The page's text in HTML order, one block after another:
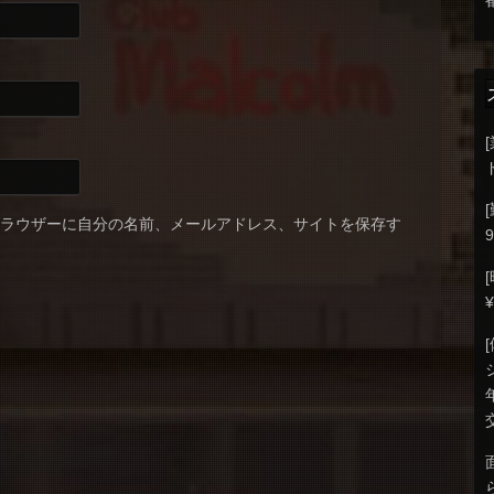
ウザーに自分の名前、メールアドレス、サイトを保存す
[
[
[
[